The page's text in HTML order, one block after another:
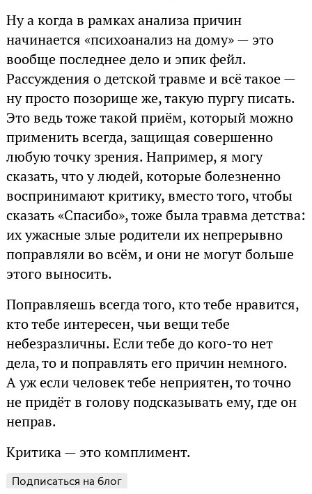
Ну а когда в рамках анализа причин
начинается «психоанализ на дому» — это
вообще последнее дело и эпик фейл.
Рассуждения о детской травме и всё такое —
ну просто позорище же, такую пургу писать.
Это ведь тоже такой приём, который можно
применить всегда, защищая совершенно
любую точку зрения. Например, я могу
сказать, что у людей, которые болезненно
воспринимают критику, вместо того, чтобы
сказать «Спасибо», тоже была травма детства:
их ужасные злые родители их непрерывно
поправляли во всём, и они не могут больше
этого выносить.
Поправляешь всегда того, кто тебе нравится,
кто тебе интересен, чьи вещи тебе
небезразличны. Если тебе до кого-то нет
дела, то и поправлять его причин немного.
А уж если человек тебе неприятен, то точно
не придёт в голову подсказывать ему, где он
неправ.
Критика — это комплимент.
Подписаться на блог